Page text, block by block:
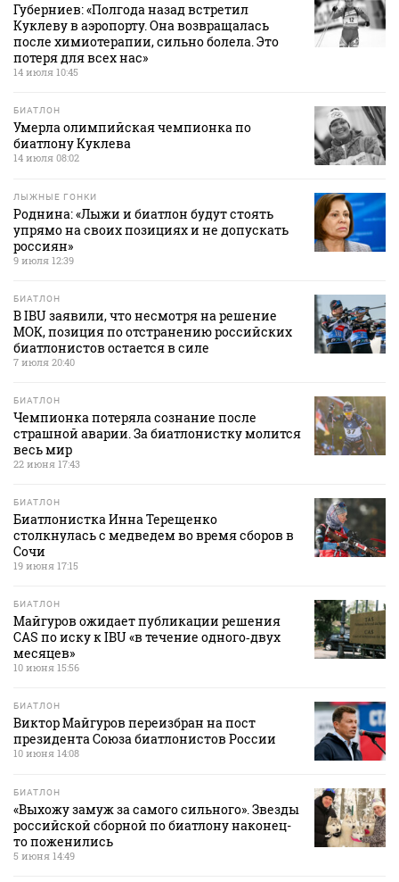
Губерниев: «Полгода назад встретил
Куклеву в аэропорту. Она возвращалась
после химиотерапии, сильно болела. Это
потеря для всех нас»
14 июля 10:45
БИАТЛОН
Умерла олимпийская чемпионка по
биатлону Куклева
14 июля 08:02
ЛЫЖНЫЕ ГОНКИ
Роднина: «Лыжи и биатлон будут стоять
упрямо на своих позициях и не допускать
россиян»
9 июля 12:39
БИАТЛОН
В IBU заявили, что несмотря на решение
МОК, позиция по отстранению российских
биатлонистов остается в силе
7 июля 20:40
БИАТЛОН
Чемпионка потеряла сознание после
страшной аварии. За биатлонистку молится
весь мир
22 июня 17:43
БИАТЛОН
Биатлонистка Инна Терещенко
столкнулась с медведем во время сборов в
Сочи
19 июня 17:15
БИАТЛОН
Майгуров ожидает публикации решения
CAS по иску к IBU «в течение одного‑двух
месяцев»
10 июня 15:56
БИАТЛОН
Виктор Майгуров переизбран на пост
президента Союза биатлонистов России
10 июня 14:08
БИАТЛОН
«Выхожу замуж за самого сильного». Звезды
российской сборной по биатлону наконец-
то поженились
5 июня 14:49